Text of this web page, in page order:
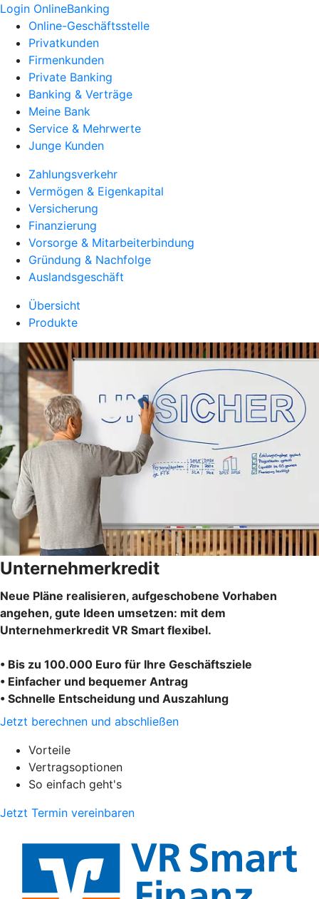
Login OnlineBanking
Online-Geschäftsstelle
Privatkunden
Firmenkunden
Private Banking
Banking & Verträge
Meine Bank
Service & Mehrwerte
Junge Kunden
Zahlungsverkehr
Vermögen & Eigenkapital
Versicherung
Finanzierung
Vorsorge & Mitarbeiterbindung
Gründung & Nachfolge
Auslandsgeschäft
Übersicht
Produkte
Unternehmerkredit
Neue Pläne realisieren, aufgeschobene Vorhaben
angehen, gute Ideen umsetzen: mit dem
Unternehmerkredit VR Smart flexibel.
• Bis zu 100.000 Euro für Ihre Geschäftsziele
• Einfacher und bequemer Antrag
• Schnelle Entscheidung und Auszahlung
Jetzt berechnen und abschließen
Vorteile
Vertragsoptionen
So einfach geht's
Jetzt Termin vereinbaren